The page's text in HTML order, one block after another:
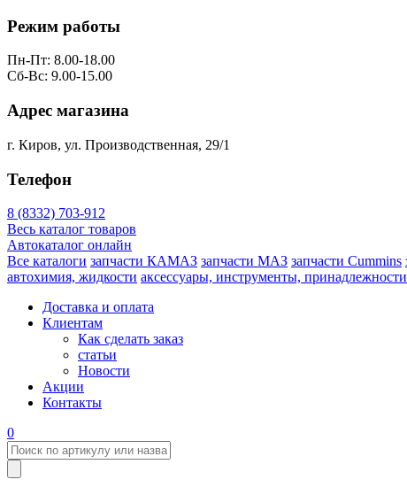
Режим работы
Пн-Пт: 8.00-18.00
Сб-Вс: 9.00-15.00
Адрес магазина
г. Киров, ул. Производственная, 29/1
Телефон
8 (8332) 703-912
Весь каталог товаров
Автокаталог онлайн
Все каталоги запчасти КАМАЗ запчасти МАЗ запчасти Cummins
автохимия, жидкости аксессуары, инструменты, принадлежности
Доставка и оплата
Клиентам
Как сделать заказ
статьи
Новости
Акции
Контакты
0